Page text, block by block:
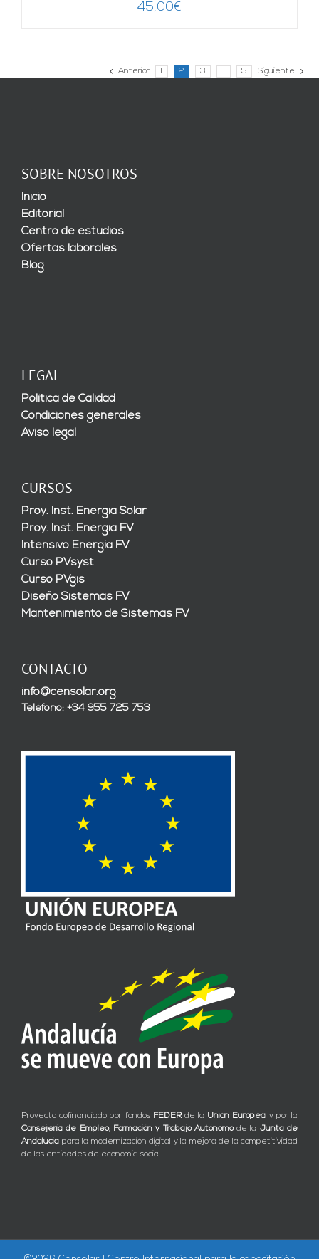
45,00€
Anterior 1 2 3 … 5 Siguiente
SOBRE NOSOTROS
Inicio
Editorial
Centro de estudios
Ofertas laborales
Blog
LEGAL
Política de Calidad
Condiciones generales
Aviso legal
CURSOS
Proy. Inst. Energía Solar
Proy. Inst. Energía FV
Intensivo Energía FV
Curso PVsyst
Curso PVgis
Diseño Sistemas FV
Mantenimiento de Sistemas FV
CONTACTO
info@censolar.org
Teléfono: +34 955 725 753
Proyecto cofinanciado por fondos FEDERde la Unión Europea y por la
Consejería de Empleo, Formación y Trabajo Autónomode la Junta de
Andalucía para la modernización digital y la mejora de la competitividad
de las entidades de economía social.